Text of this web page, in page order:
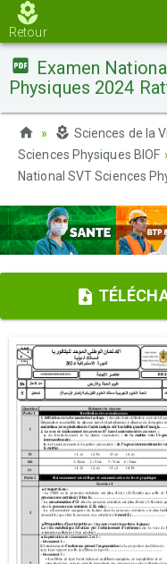
Retour
Examen
Physiques 2024
Sciences de la
Sciences Physiques BIOF
National SVT Sciences